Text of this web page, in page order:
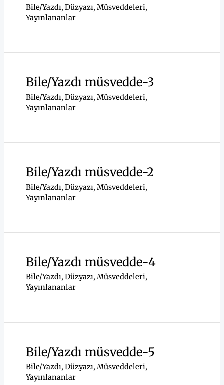
Bile/Yazdı, Düzyazı, Müsveddeleri,
Yayınlananlar
Bile/Yazdı müsvedde-3
Bile/Yazdı, Düzyazı, Müsveddeleri,
Yayınlananlar
Bile/Yazdı müsvedde-2
Bile/Yazdı, Düzyazı, Müsveddeleri,
Yayınlananlar
Bile/Yazdı müsvedde-4
Bile/Yazdı, Düzyazı, Müsveddeleri,
Yayınlananlar
Bile/Yazdı müsvedde-5
Bile/Yazdı, Düzyazı, Müsveddeleri,
Yayınlananlar